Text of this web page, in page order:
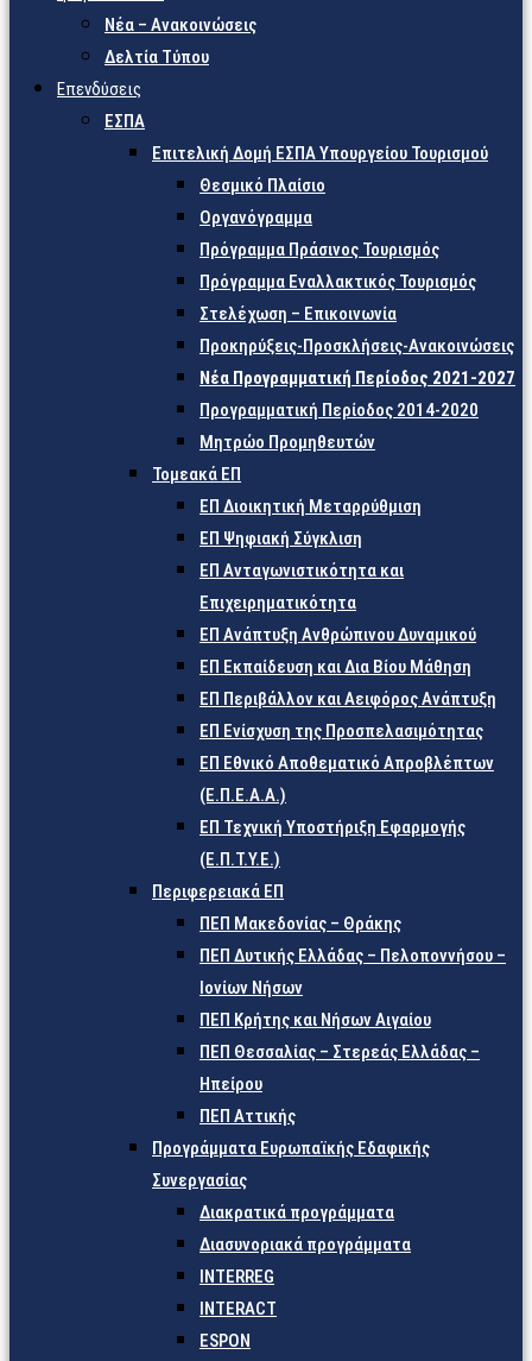
Νέα – Ανακοινώσεις
Δελτία Τύπου
Επενδύσεις
ΕΣΠΑ
Επιτελική Δομή ΕΣΠΑ Υπουργείου Τουρισμού
Θεσμικό Πλαίσιο
Οργανόγραμμα
Πρόγραμμα Πράσινος Τουρισμός
Πρόγραμμα Εναλλακτικός Τουρισμός
Στελέχωση – Επικοινωνία
Προκηρύξεις-Προσκλήσεις-Ανακοινώσεις
Νέα Προγραμματική Περίοδος 2021-2027
Προγραμματική Περίοδος 2014-2020
Μητρώο Προμηθευτών
Τομεακά ΕΠ
ΕΠ Διοικητική Μεταρρύθμιση
ΕΠ Ψηφιακή Σύγκλιση
ΕΠ Ανταγωνιστικότητα και
Επιχειρηματικότητα
ΕΠ Ανάπτυξη Ανθρώπινου Δυναμικού
ΕΠ Εκπαίδευση και Δια Βίου Μάθηση
ΕΠ Περιβάλλον και Αειφόρος Ανάπτυξη
ΕΠ Ενίσχυση της Προσπελασιμότητας
ΕΠ Εθνικό Αποθεματικό Απροβλέπτων
(Ε.Π.Ε.Α.Α.)
ΕΠ Τεχνική Υποστήριξη Εφαρμογής
(Ε.Π.Τ.Υ.Ε.)
Περιφερειακά ΕΠ
ΠΕΠ Μακεδονίας – Θράκης
ΠΕΠ Δυτικής Ελλάδας – Πελοποννήσου –
Ιονίων Νήσων
ΠΕΠ Κρήτης και Νήσων Αιγαίου
ΠΕΠ Θεσσαλίας – Στερεάς Ελλάδας –
Ηπείρου
ΠΕΠ Αττικής
Προγράμματα Ευρωπαϊκής Εδαφικής
Συνεργασίας
Διακρατικά προγράμματα
Διασυνοριακά προγράμματα
INTERREG
INTERACT
ESPON